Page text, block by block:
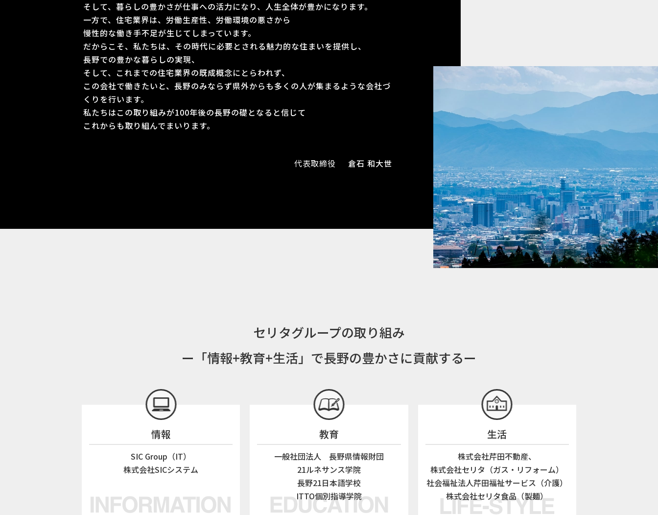
そして、暮らしの豊かさが仕事への活力になり、人生全体が豊かになります。
一方で、住宅業界は、労働生産性、労働環境の悪さから
慢性的な働き手不足が生じてしまっています。
だからこそ、私たちは、その時代に必要とされる魅力的な住まいを提供し、
長野での豊かな暮らしの実現、
そして、これまでの住宅業界の既成概念にとらわれず、
この会社で働きたいと、長野のみならず県外からも多くの人が集まるような会社づ
くりを行います。
私たちはこの取り組みが100年後の長野の礎となると信じて
これからも取り組んでまいります。
代表取締役 倉石 和大世
セリタグループの取り組み
ー「情報+教育+生活」で長野の豊かさに貢献するー
情報
SIC Group（IT）
株式会社SICシステム
教育
一般社団法人 長野県情報財団
21ルネサンス学院
長野21日本語学校
ITTO個別指導学院
生活
株式会社芹田不動産、
株式会社セリタ（ガス・リフォーム）
社会福祉法人芹田福祉サービス（介護）
株式会社セリタ食品（製麺）